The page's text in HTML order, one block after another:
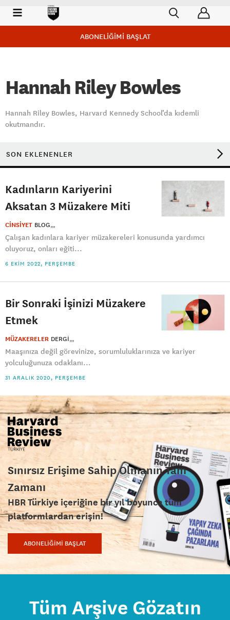
ABONELİĞİMİ BAŞLAT
Hannah Riley Bowles
Hannah Riley Bowles, Harvard Kennedy School’da kıdemli
okutmandır.
SON EKLENENLER
Kadınların Kariyerini
Aksatan 3 Müzakere Miti
CİNSİYET BLOG
Çalışan kadınlara kariyer müzakereleri konusunda yardımcı
oluyoruz, onları eğiti...
6 EKIM 2022, PERŞEMBE
Bir Sonraki İşinizi Müzakere
Etmek
MÜZAKERELER DERGI
Maaşınıza değil görevinize, sorumluluklarınıza ve kariyer
yolculuğunuza odaklanı...
31 ARALIK 2020, PERŞEMBE
Sınırsız Erişime Sahip Olmanın Tam
Zamanı
HBR Türkiye içeriğine bir yıl boyunca tüm
platformlardan erişin!
ABONELİĞİMİ BAŞLAT
Tüm Arşive Gözatın